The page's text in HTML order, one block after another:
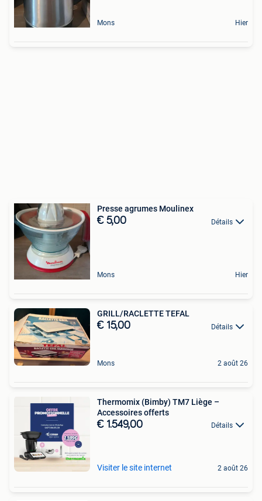
Mons Hier
Presse agrumes Moulinex
€ 5,00 Détails
Mons Hier
GRILL/RACLETTE TEFAL
€ 15,00 Détails
Mons 2 août 26
Thermomix (Bimby) TM7 Liège –
Accessoires offerts
€ 1.549,00 Détails
Visiter le site internet 2 août 26